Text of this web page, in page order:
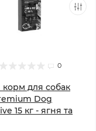
0
корм для собак
Dog
15 кг - ягня та